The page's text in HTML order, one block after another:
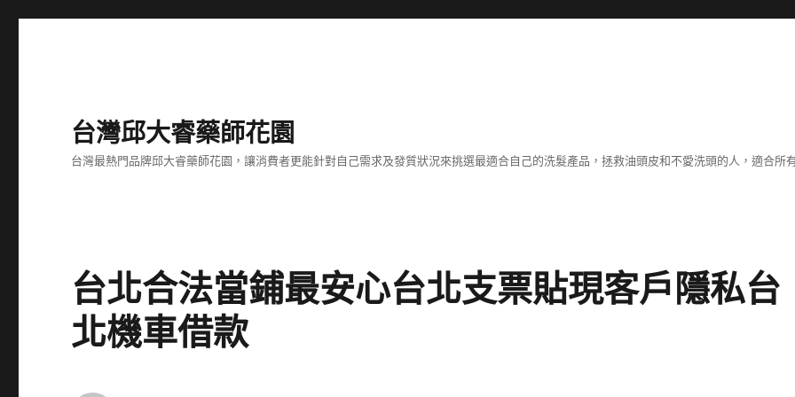
台灣邱大睿藥師花園
台灣最熱門品牌邱大睿藥師花園，讓消費者更能針對自己需求及發質狀況來挑選最適合自己的洗髮產品，拯救油頭皮和不愛洗頭的人，適合所
台北合法當鋪最安心台北支票貼現客戶隱私台
北機車借款